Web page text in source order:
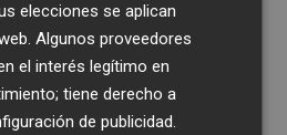
elecciones se aplican
Algunos proveedores
el interés legítimo en
tiene derecho a
de publicidad.